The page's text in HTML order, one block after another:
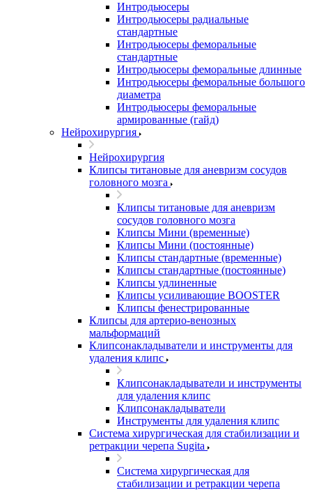
Интродьюсеры
Интродьюсеры радиальные
стандартные
Интродьюсеры феморальные
стандартные
Интродьюсеры феморальные длинные
Интродьюсеры феморальные большого
диаметра
Интродьюсеры феморальные
армированные (гайд)
Нейрохирургия
Нейрохирургия
Клипсы титановые для аневризм сосудов
головного мозга
Клипсы титановые для аневризм
сосудов головного мозга
Клипсы Мини (временные)
Клипсы Мини (постоянные)
Клипсы стандартные (временные)
Клипсы стандартные (постоянные)
Клипсы удлиненные
Клипсы усиливающие BOOSTER
Клипсы фенестрированные
Клипсы для артерио-венозных
мальформаций
Клипсонакладыватели и инструменты для
удаления клипс
Клипсонакладыватели и инструменты
для удаления клипс
Клипсонакладыватели
Инструменты для удаления клипс
Система хирургическая для стабилизации и
ретракции черепа Sugita
Система хирургическая для
стабилизации и ретракции черепа